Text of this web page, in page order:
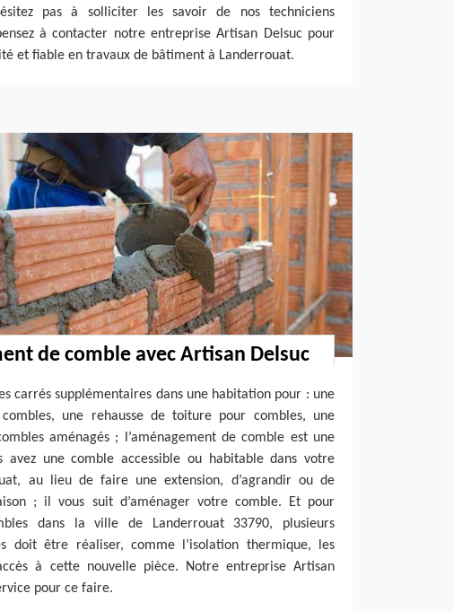
pas à solliciter les savoir de nos techniciens
à contacter notre entreprise Artisan Delsuc pour
et fiable en travaux de bâtiment à Landerrouat.
de comble avec Artisan Delsuc
carrés supplémentaires dans une habitation pour : une
une rehausse de toiture pour combles, une
aménagés ; l’aménagement de comble est une
avez une comble accessible ou habitable dans votre
au lieu de faire une extension, d’agrandir ou de
; il vous suit d’aménager votre comble. Et pour
dans la ville de Landerrouat 33790, plusieurs
doit être réaliser, comme l’isolation thermique, les
à cette nouvelle pièce. Notre entreprise Artisan
pour ce faire.